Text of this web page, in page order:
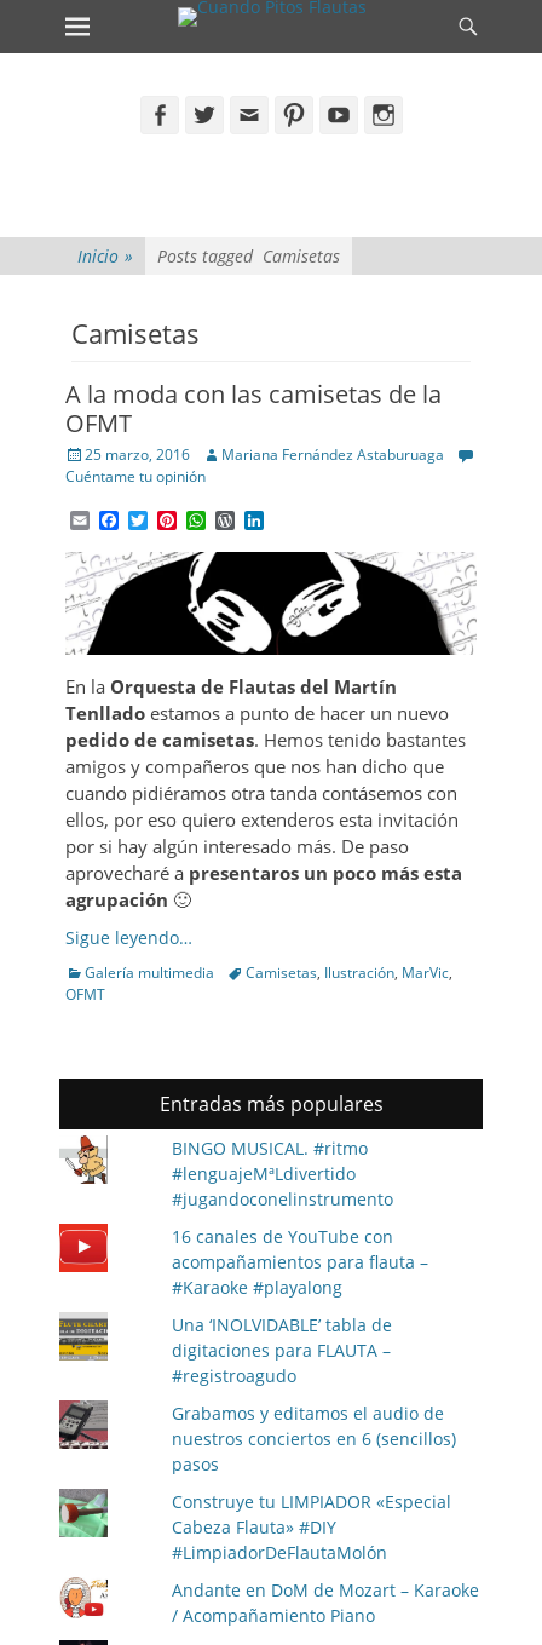
Skip
Primary Menu
Facebook
Twitter EmailPinterestYouTubeInstagram
Inicio » Posts tagged Camisetas
Camisetas
A la moda con las camisetas de la
OFMT
Posted
on
25 marzo, 2016 Author
Mariana Fernández Astaburuaga
Cuéntame tu opinión
EmailFacebook
TwitterPinterest
WhatsApp
WordPress
En la Orquesta de Flautas del Martín
Tenllado estamos a punto de hacer un nuevo
pedido de camisetas. Hemos tenido bastantes
amigos y compañeros que nos han dicho que
cuando pidiéramos otra tanda contásemos con
ellos, por eso quiero extenderos esta invitación
por si hay algún interesado más. De paso
aprovecharé a presentaros un poco más esta
agrupación 🙂
Sigue leyendo…
Categories
Galería multimedia TagsCamisetas, Ilustración, MarVic,
OFMT
Entradas más populares
BINGO MUSICAL. #ritmo
#lenguajeMªLdivertido
#jugandoconelinstrumento
16 canales de YouTube con
acompañamientos para flauta –
#Karaoke #playalong
Una ‘INOLVIDABLE’ tabla de
digitaciones para FLAUTA –
#registroagudo
Grabamos y editamos el audio de
nuestros conciertos en 6 (sencillos)
pasos
Construye tu LIMPIADOR «Especial
Cabeza Flauta» #DIY
#LimpiadorDeFlautaMolón
Andante en DoM de Mozart – Karaoke
/ Acompañamiento Piano